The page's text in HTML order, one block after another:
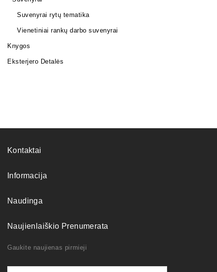
Suvenyrai rytų tematika
Vienetiniai rankų darbo suvenyrai
Knygos
Eksterjero Detalės
Kontaktai
Informacija
Naudinga
Naujienlaiškio Prenumerata
Gaukite naujienas pirmieji